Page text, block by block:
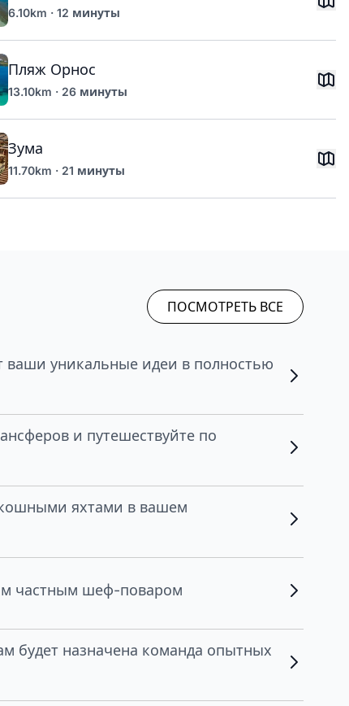
6.10km · 12 минуты
Пляж Орнос
13.10km · 26 минуты
Зума
11.70km · 21 минуты
ПОСМОТРЕТЬ ВСЕ
уникальные идеи в полностью
и путешествуйте по
яхтами в вашем
частным шеф-поваром
будет назначена команда опытных